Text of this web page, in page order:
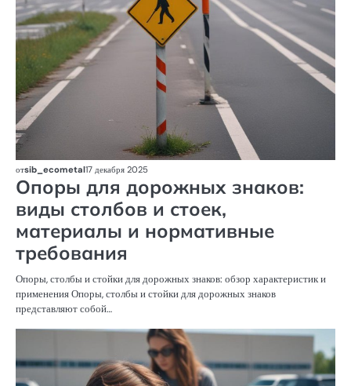
отsib_ecometal17 декабря 2025
Опоры для дорожных знаков:
виды столбов и стоек,
материалы и нормативные
требования
Опоры, столбы и стойки для дорожных знаков: обзор характеристик и
применения Опоры, столбы и стойки для дорожных знаков
представляют собой…